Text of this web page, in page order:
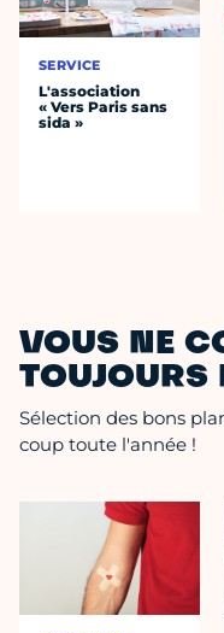
SERVICE
L'association
« Vers Paris sans
sida »
VOUS NE
TOUJOURS
Sélection des bons
coup toute l'année !